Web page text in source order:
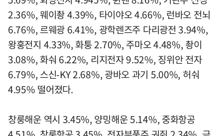
2.36%, 웨이촹 4.39%, 타이야오 4.66%, 런바오 전뇌
6.76%, 르웨광 6.41%, 광학렌즈주 다리광전 3.94%,
왕훙전지 4.33%, 화퉁 2.70%, 주마오 4.48%, 촹이
3.08%, 화숴 6.22%, 리지전자 9.52%, 징위안 전자
6.79%, 스신-KY 2.68%, 광바오 과기 5.00%, 허숴
4.95% 떨어졌다.
창룽해운 역시 3.45%, 양밍해운 5.14%, 중화항공